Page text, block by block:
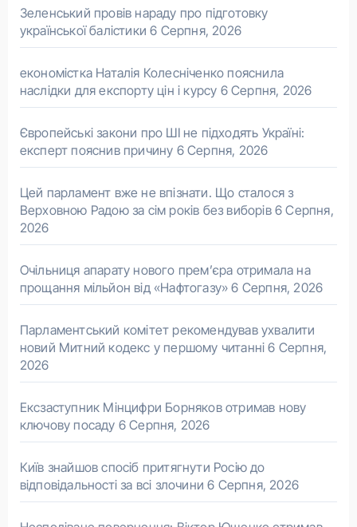
Зеленський провів нараду про підготовку
української балістики 6 Серпня, 2026
економістка Наталія Колесніченко пояснила
наслідки для експорту цін і курсу 6 Серпня, 2026
Європейські закони про ШІ не підходять Україні:
експерт пояснив причину 6 Серпня, 2026
Цей парламент вже не впізнати. Що сталося з
Верховною Радою за сім років без виборів 6 Серпня,
2026
Очільниця апарату нового прем’єра отримала на
прощання мільйон від «Нафтогазу» 6 Серпня, 2026
Парламентський комітет рекомендував ухвалити
новий Митний кодекс у першому читанні 6 Серпня,
2026
Ексзаступник Мінцифри Борняков отримав нову
ключову посаду 6 Серпня, 2026
Київ знайшов спосіб притягнути Росію до
відповідальності за всі злочини 6 Серпня, 2026